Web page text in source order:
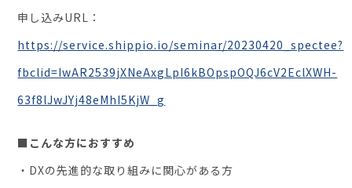
申し込みURL：
https://service.shippio.io/seminar/20230420_spectee?
fbclid=IwAR2539jXNeAxgLpI6kBOpspOQJ6cV2EclXWH-
63f8lJwJYj48eMhI5KjW_g
■こんな方におすすめ
・DXの先進的な取り組みに関心がある方